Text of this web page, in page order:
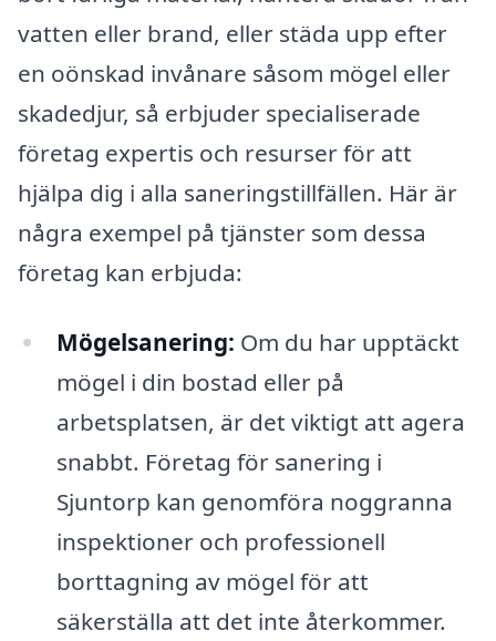
vatten eller brand, eller städa upp efter
en oönskad invånare såsom mögel eller
skadedjur, så erbjuder specialiserade
företag expertis och resurser för att
hjälpa dig i alla saneringstillfällen. Här är
några exempel på tjänster som dessa
företag kan erbjuda:
Mögelsanering: Om du har upptäckt
mögel i din bostad eller på
arbetsplatsen, är det viktigt att agera
snabbt. Företag för sanering i
Sjuntorp kan genomföra noggranna
inspektioner och professionell
borttagning av mögel för att
säkerställa att det inte återkommer.